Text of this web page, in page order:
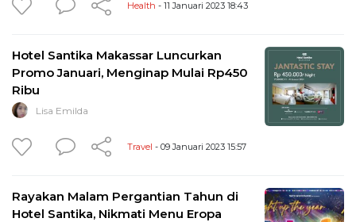
Health - 11 Januari 2023 18:43
Hotel Santika Makassar Luncurkan
Promo Januari, Menginap Mulai Rp450
Ribu
Lisa Emilda
Travel - 09 Januari 2023 15:57
Rayakan Malam Pergantian Tahun di
Hotel Santika, Nikmati Menu Eropa